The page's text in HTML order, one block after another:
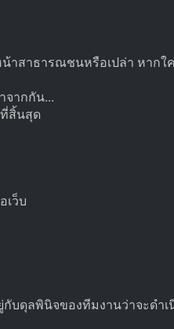
าสาธารณชนหรือเปล่า หากใ
จากกัน...
สิ้นสุด
เว็บ
บดุลพินิจของทีมงานว่าจะดำเ